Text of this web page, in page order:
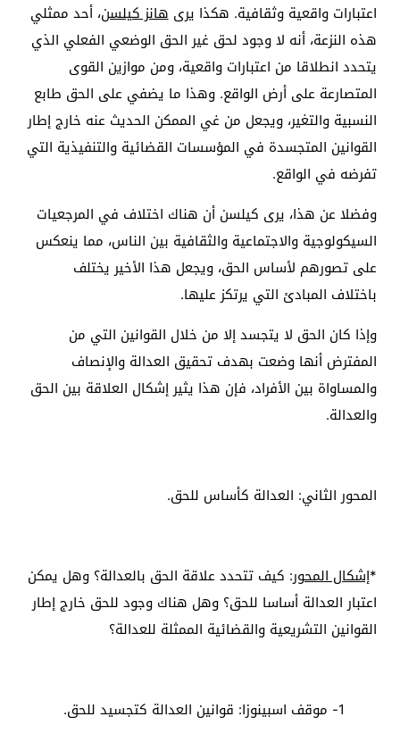
اعتبارات واقعية وثقافية. هكذا يرىهانز كيلسن، أحد ممثلي
هذه النزعة، أنه لا وجود لحق غير الحق الوضعي الفعلي الذي
يتحدد انطلاقا من اعتبارات واقعية، ومن موازين القوى
المتصارعة على أرض الواقع. وهذا ما يضفي على الحق طابع
النسبية والتغير، ويجعل من غي الممكن الحديث عنه خارج إطار
القوانين المتجسدة في المؤسسات القضائية والتنفيذية التي
تفرضه في الواقع.
وفضلا عن هذا، يرى كيلسن أن هناك اختلاف في المرجعيات
السيكولوجية والاجتماعية والثقافية بين الناس، مما ينعكس
على تصورهم لأساس الحق، ويجعل هذا الأخير يختلف
باختلاف المبادئ التي يرتكز عليها.
وإذا كان الحق لا يتجسد إلا من خلال القوانين التي من
المفترض أنها وضعت بهدف تحقيق العدالة والإنصاف
والمساواة بين الأفراد، فإن هذا يثير إشكال العلاقة بين الحق
والعدالة.
المحور الثاني: العدالة كأساس للحق.
*إشكال المحور: كيف تتحدد علاقة الحق بالعدالة؟ وهل يمكن
اعتبار العدالة أساسا للحق؟ وهل هناك وجود للحق خارج إطار
القوانين التشريعية والقضائية الممثلة للعدالة؟
1- موقف اسبينوزا: قوانين العدالة كتجسيد للحق.